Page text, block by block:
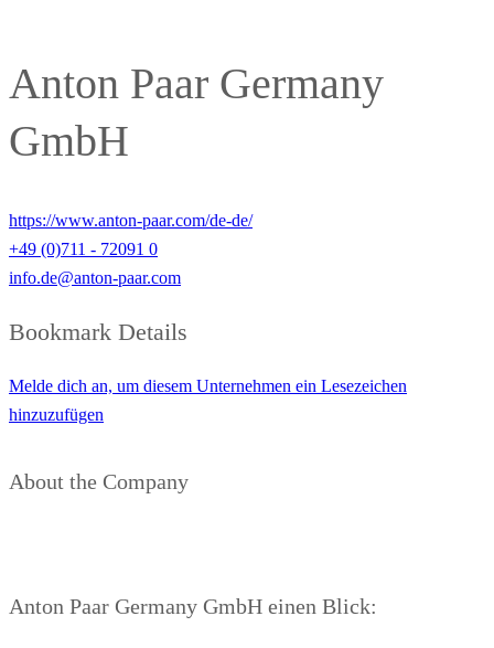
Anton Paar Germany
GmbH
https://www.anton-paar.com/de-de/
+49 (0)711 - 72091 0
info.de@anton-paar.com
Bookmark Details
Melde dich an, um diesem Unternehmen ein Lesezeichen
hinzuzufügen
About the Company
Anton Paar Germany GmbH einen Blick: